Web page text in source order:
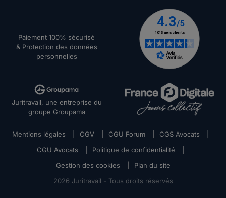
Paiement 100% sécurisé
& Protection des données
personnelles
Juritravail, une entreprise du
groupe Groupama
Mentions légales CGV CGU Forum CGS Avocats
CGU Avocats
Politique de confidentialité
Gestion des cookies
Plan du site
2026 Juritravail - Tous droits réservés